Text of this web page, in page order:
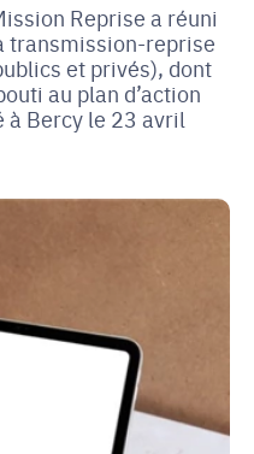
Reprise a réuni
transmission-reprise
et privés), dont
au plan d’action
à Bercy le 23 avril